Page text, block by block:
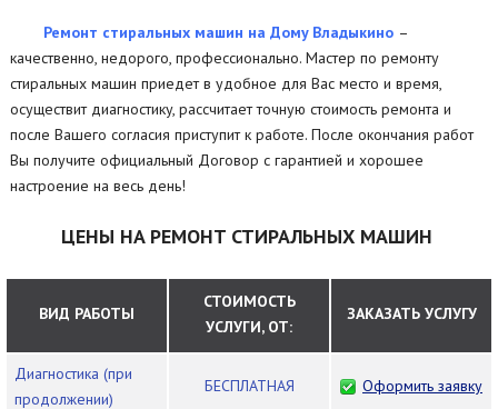
Ремонт стиральных машин на Дому Владыкино –
качественно, недорого, профессионально. Мастер по ремонту
стиральных машин приедет в удобное для Вас место и время,
осуществит диагностику, рассчитает точную стоимость ремонта и
после Вашего согласия приступит к работе. После окончания работ
Вы получите официальный Договор с гарантией и хорошее
настроение на весь день!
ЦЕНЫ НА РЕМОНТ СТИРАЛЬНЫХ МАШИН
ВИД РАБОТЫ
СТОИМОСТЬ
УСЛУГИ, ОТ:
ЗАКАЗАТЬ УСЛУГУ
Диагностика (при
продолжении)
БЕСПЛАТНАЯ Оформить заявку